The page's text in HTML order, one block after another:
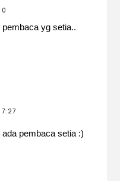
yg setia..
pembaca setia :)